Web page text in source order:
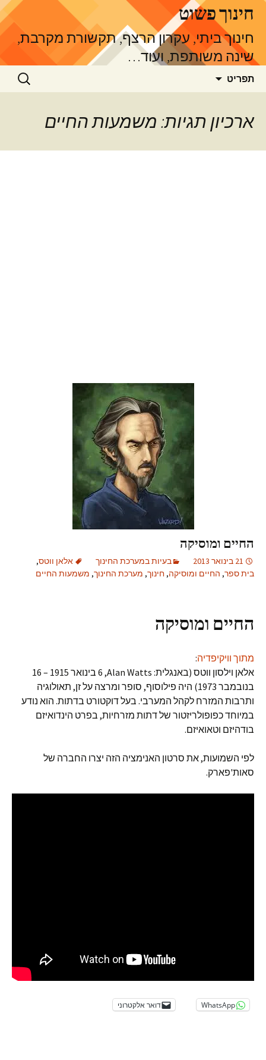
לדלג
לתוכןחינוך פשוט
חינוך ביתי, עקרון הרצף, תקשורת מקרבת,
שינה משותפת, ועוד…
תפריט חיפוש:
ארכיון תגיות: משמעות החיים
החיים ומוסיקה
21 בינואר 2013 בעיות במערכת החינוך אלאן ווטס,
בית ספר, החיים ומוסיקה, חינוך, מערכת החינוך, משמעות החיים
החיים ומוסיקה
מתוך וויקיפדיה:
אלאן וילסון ווטס (באנגלית: Alan Watts‏, 6 בינואר 1915 – 16
בנובמבר 1973) היה פילוסוף, סופר ומרצה על זן, תאולוגיה
ותרבות המזרח לקהל המערבי. בעל דוקטורט בדתות. הוא נודע
במיוחד כפופולריזטור של דתות מזרחיות, בפרט הינדואיזם
בודהיזם וטאואיזם.
לפי השמועות, את סרטון האנימציה הזה יצרו החברה של
סאות'פארק.
WhatsApp דואר אלקטרוני